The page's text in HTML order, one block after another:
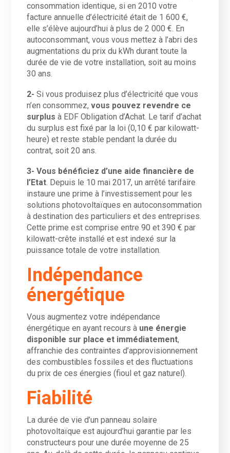
consommation identique, si en 2010 votre
facture annuelle d’électricité était de 1 600 €,
elle s’élève aujourd’hui à plus de 2 000 €. En
autoconsommant, vous vous mettez à l’abri des
augmentations du prix du kWh durant toute la
durée de vie de votre installation, soit au moins
30 ans.
2- Si vous produisez plus d’électricité que vous
n’en consommez,vous pouvez revendre ce
surplus à EDF Obligation d’Achat. Le tarif d’achat
du surplus est fixé par la loi (0,10 € par kilowatt-
heure) et reste stable pendant la durée du
contrat, soit 20 ans.
3- Vous bénéficiez d’une aide financière de
l’Etat . Depuis le 10 mai 2017, un arrêté tarifaire
instaure une prime à l’investissement pour les
solutions photovoltaïques en autoconsommation
à destination des particuliers et des entreprises.
Cette prime est comprise entre 90 et 390 € par
kilowatt-crête installé et est indexé sur la
puissance totale de votre installation.
Indépendance
énergétique
Vous augmentez votre indépendance
énergétique en ayant recours à une énergie
disponible sur place et immédiatement,
affranchie des contraintes d’approvisionnement
des combustibles fossiles et des fluctuations
du prix de ces énergies (fioul et gaz naturel).
Fiabilité
La durée de vie d’un panneau solaire
photovoltaïque est aujourd’hui garantie par les
constructeurs pour une durée moyenne de 25